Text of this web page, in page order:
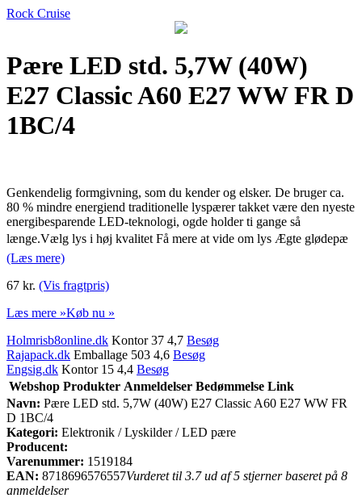
Rock Cruise
Pære LED std. 5,7W (40W)
E27 Classic A60 E27 WW FR D
1BC/4
Genkendelig formgivning, som du kender og elsker. De bruger ca.
80 % mindre energiend traditionelle lyspærer takket være den nyeste
energibesparende LED-teknologi, ogde holder ti gange så
længe.Vælg lys i høj kvalitet Få mere at vide om lys Ægte glødepæ
(Læs mere)
67 kr. (Vis fragtpris)
Læs mere »Køb nu »
Holmrisb8online.dk Kontor 37 4,7 Besøg
Rajapack.dk Emballage 503 4,6 Besøg
Engsig.dk Kontor 15 4,4 Besøg
Webshop Produkter Anmeldelser Bedømmelse Link
Navn: Pære LED std. 5,7W (40W) E27 Classic A60 E27 WW FR
D 1BC/4
Kategori: Elektronik / Lyskilder / LED pære
Producent:
Varenummer: 1519184
EAN: 8718696576557Vurderet til 3.7 ud af 5 stjerner baseret på 8
anmeldelser